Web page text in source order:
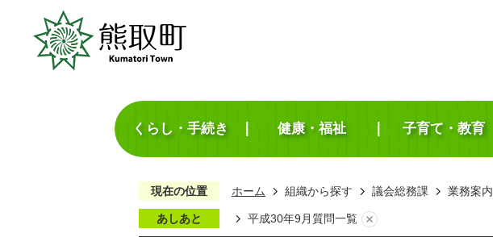
くらし・手続き 健康・福祉 子育て・教育
現在の位置 ホーム 組織から探す 議会総務課 業務案内
あしあと 平成30年9月質問一覧